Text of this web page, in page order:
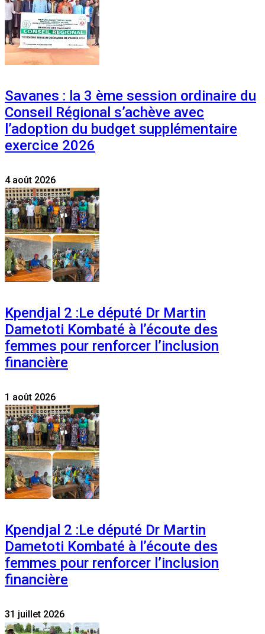
Savanes : la 3 ème session ordinaire du
Conseil Régional s’achève avec
l’adoption du budget supplémentaire
exercice 2026
4 août 2026
Kpendjal 2 :Le député Dr Martin
Dametoti Kombaté à l’écoute des
femmes pour renforcer l’inclusion
financière
1 août 2026
Kpendjal 2 :Le député Dr Martin
Dametoti Kombaté à l’écoute des
femmes pour renforcer l’inclusion
financière
31 juillet 2026